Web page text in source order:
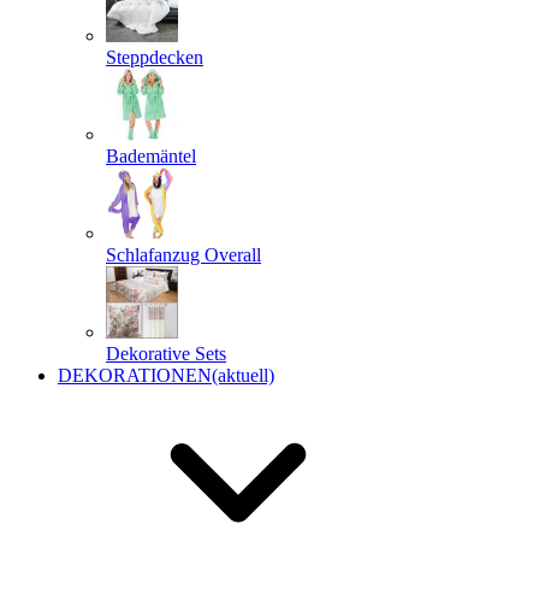
Steppdecken
Bademäntel
Schlafanzug Overall
Dekorative Sets
DEKORATIONEN(aktuell)